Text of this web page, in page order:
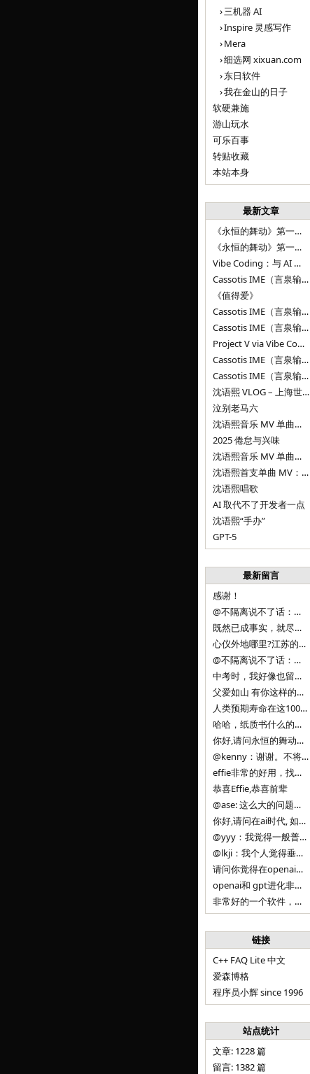
三机器 AI
Inspire 灵感写作
Mera
细选网 xixuan.com
东日软件
我在金山的日子
软硬兼施
游山玩水
可乐百事
转贴收藏
本站本身
最新文章
《永恒的舞动》第一百二十八章
《永恒的舞动》第一百二十七章
Vibe Coding：与 AI 并肩进步——言泉输入法 v0.4.1
Cassotis IME（言泉输入法）v0.3.1
《值得爱》
Cassotis IME（言泉输入法）v0.2.0
Cassotis IME（言泉输入法）v0.1.0
Project V via Vibe Coding
Cassotis IME（言泉输入法）阶段二
Cassotis IME（言泉输入法）
沈语熙 VLOG – 上海世博文化公园双子山
泣别老马六
沈语熙音乐 MV 单曲第三弹：代码与白T恤
2025 倦怠与兴味
沈语熙音乐 MV 单曲第二弹：优雅时间
沈语熙首支单曲 MV：告别的倒影
沈语熙唱歌
AI 取代不了开发者一点
沈语熙“手办”
GPT-5
最新留言
感谢！
@不隔离说不了话：浙江的
既然已成事实，就尽量接受了。 事情未能如愿已是不幸，没必要为此反复纠结来进行不必要的自我惩罚。 之前问过家里的小朋友是否想学编
心仪外地哪里?江苏的？顺其自然，全面发展才是。
@不隔离说不了话：确实，一晃三年。
中考时，我好像也留言过的，可乐好像和我们考得差不多。 一晃三年，我们江苏24年，物化生612分，女孩。 其实高考只是长跑的
父爱如山 有你这样的父亲做后盾，可乐未来的路一定会走得踏实又精彩
人类预期寿命在这100年，每2-3年增长一岁，到你们这一代大概率能到100岁，46岁还是正当年,可能不是八九点中的太阳了，但还是1
哈哈，纸质书什么的目前没有打算和计划，微信读书我不太熟悉，研究看看。目前，我只发在自己博客和起点上。关于小说内容方面，谢谢你的建议
你好,请问永恒的舞动什么时候可以出版纸质书,或者登陆微信读书.另外小说内容能不能更大气一些,不要只是局限于与一对男女的爱情和ai安
@kenny：谢谢。不将GIF显示为动图，主要是考虑到Effie本身的“极简、无干扰”的设计哲学，动图无疑是“干扰”之一。
effie非常的好用，找了很多年，终于找到这款，已经推荐给身边不少朋友使用和付费。有个小建议，文档里面是否可以增加gif的动图显示
恭喜Effie,恭喜前辈
@ase: 这么大的问题，我觉得我并没有答案。又或者说，每个人（公司）有自己的答案。
你好,请问在ai时代, 如何做软件. 是像以前那样,先构建软件的功能界面和服务,比如Office,嘀嘀打车,airbnb那样的界面
@yyy：我觉得一般普通人（非技术类以及非AI专业领域的人）会接触到的大语言模型肯定是大厂的超级模型。开源模型以后会更多被用在垂直
@lkji：我个人觉得垂直模型会自成一条发展线路的。AI 落地实际应用，一定还是垂直领域会更多。只是，垂直领域每个领域都不大，所以
请问你觉得在openai大语言模型一日千里的情况下，人们还需要去了解学习理解使用开源模型吗，还是说只需要使用openai的大语言模
openai和 gpt进化非常快， 还有垂直模型的机会吗
非常好的一个软件，恭喜。
链接
C++ FAQ Lite 中文
爱森博格
程序员小辉 since 1996
站点统计
文章: 1228 篇
留言: 1382 篇